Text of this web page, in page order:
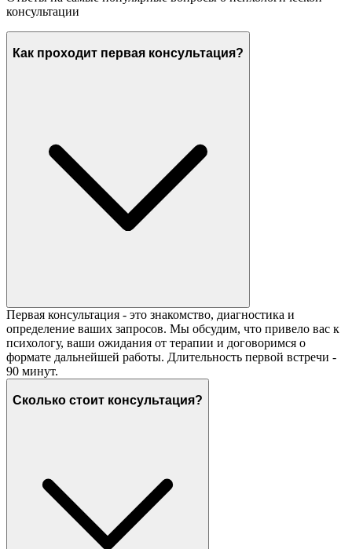
консультации
Как проходит первая консультация?
Первая консультация - это знакомство, диагностика и
определение ваших запросов. Мы обсудим, что привело вас к
психологу, ваши ожидания от терапии и договоримся о
формате дальнейшей работы. Длительность первой встречи -
90 минут.
Сколько стоит консультация?